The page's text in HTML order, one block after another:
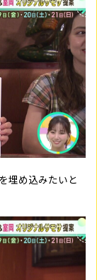
埋め込みたいと